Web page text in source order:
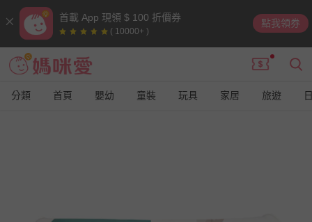
首載 App 現領 $ 100 折價券
( 10000+ )
點我領券
分類 首頁 嬰幼 童裝 玩具 家居 旅遊